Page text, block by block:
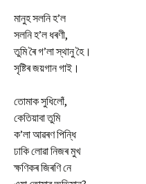
মানুহ সলনি হ’ল
সলনি হ’ল ধৰণী,
তুমি ৰৈ গ’লা স্থানু হৈ।
সৃষ্টিৰ জয়গান গাই।
তোমাক সুধিলোঁ,
কেতিয়াবা তুমি
ক’লা আৱৰণ পিন্ধি
ঢাকি লোৱা নিজৰ মুখ
ক্ষণিকৰ জিৰণি নে